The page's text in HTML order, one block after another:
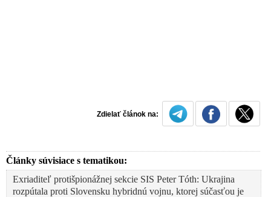
Zdielať článok na:
Články súvisiace s tematikou:
Exriaditeľ protišpionážnej sekcie SIS Peter Tóth: Ukrajina
rozpútala proti Slovensku hybridnú vojnu, ktorej súčasťou je